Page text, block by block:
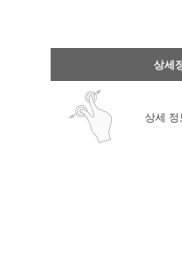
상세
상세